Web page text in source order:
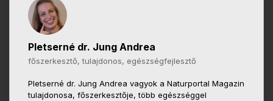
Pletserné dr. Jung Andrea
főszerkesztő, tulajdonos, egészségfejlesztő
Pletserné dr. Jung Andrea vagyok a Naturportal Magazin
tulajdonosa, főszerkesztője, több egészséggel